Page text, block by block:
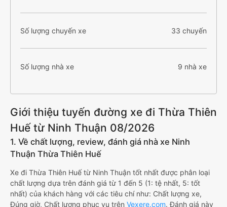
Số lượng chuyến xe 33 chuyến
Số lượng nhà xe 9 nhà xe
Giới thiệu tuyến đường xe đi Thừa Thiên
Huế từ Ninh Thuận 08/2026
1. Về chất lượng, review, đánh giá nhà xe Ninh
Thuận Thừa Thiên Huế
Xe đi Thừa Thiên Huế từ Ninh Thuận tốt nhất được phân loại
chất lượng dựa trên đánh giá từ 1 đến 5 (1: tệ nhất, 5: tốt
nhất) của khách hàng với các tiêu chí như: Chất lượng xe,
Đúng giờ, Chất lượng phục vụ trên Vexere.com. Đánh giá này